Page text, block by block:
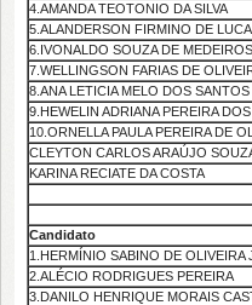
4.AMANDA TEOTONIO DA SILVA
5.ALANDERSON FIRMINO DE
6.IVONALDO SOUZA DE MEDEIROS
7.WELLINGSON FARIAS DE
8.ANA LETICIA MELO DOS SANTOS
9.HEWELIN ADRIANA PEREIRA
10.ORNELLA PAULA PEREIRA DE
CLEYTON CARLOS ARAÚJO
KARINA RECIATE DA COSTA
Candidato
1.HERMÍNIO SABINO DE OLIVEIRA
2.ALÉCIO RODRIGUES PEREIRA
3.DANILO HENRIQUE MORAIS